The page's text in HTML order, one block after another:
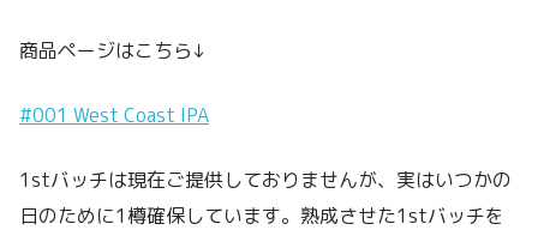
商品ページはこちら↓
#001 West Coast IPA
1stバッチは現在ご提供しておりませんが、実はいつかの
日のために1樽確保しています。熟成させた1stバッチを